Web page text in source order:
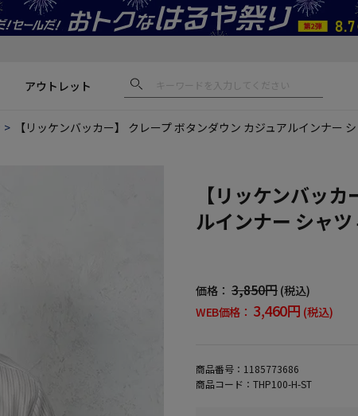
アウトレット
【リッケンバッカー】 クレープ ボタンダウン カジュアルインナー
【リッケンバッ
ルインナー シャ
価格： 3,850円 (税込)
WEB価格： 3,460円 (税込)
商品番号： 1185773686
商品コード： THP100-H-ST